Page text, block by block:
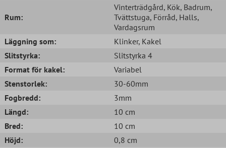
Rum:
Vinterträdgård, Kök, Badrum,
Tvättstuga, Förråd, Halls,
Vardagsrum
Läggning som:
Klinker, Kakel
Slitstyrka:
Slitstyrka 4
Format för kakel:
Variabel
Stenstorlek:
30-60mm
Fogbredd:
3mm
Längd:
10 cm
Bred:
10 cm
Höjd:
0,8 cm